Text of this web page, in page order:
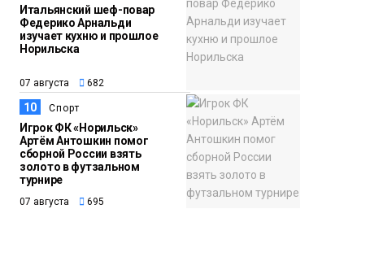
Итальянский шеф-повар
Федерико Арнальди
изучает кухню и прошлое
Норильска
07 августа 682
10 Спорт
Игрок ФК «Норильск»
Артём Антошкин помог
сборной России взять
золото в футзальном
турнире
07 августа 695